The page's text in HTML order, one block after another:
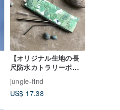
【オリジナル生地の長
尺防水カトラリーポー
チ】/ ペンケース / 台湾
物語プリントシリーズ
jungle-find
US$ 17.38